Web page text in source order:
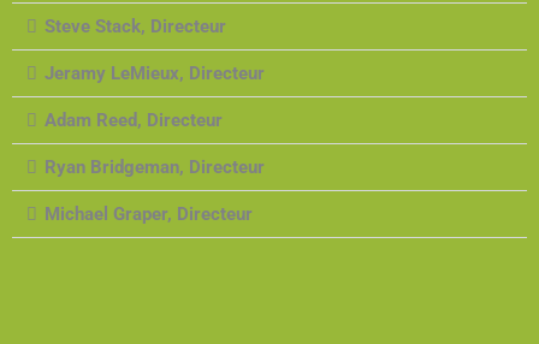
Steve Stack, Directeur
Jeramy LeMieux, Directeur
Adam Reed, Directeur
Ryan Bridgeman, Directeur
Michael Graper, Directeur